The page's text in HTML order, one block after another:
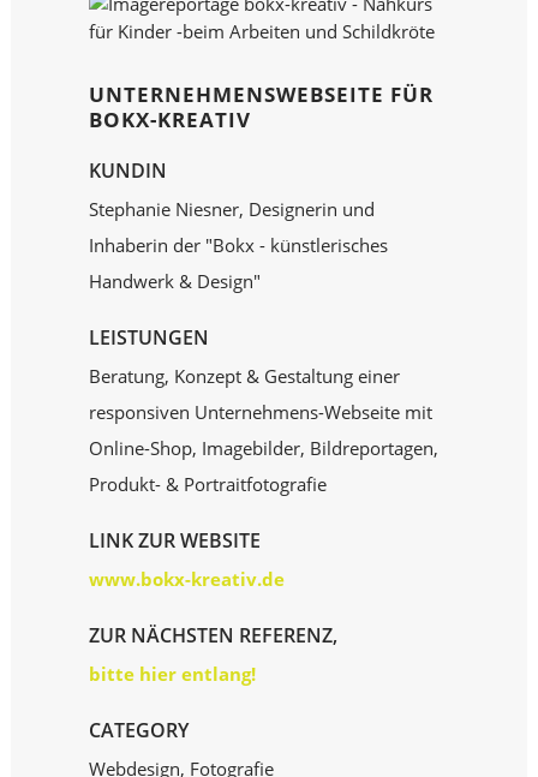
UNTERNEHMENSWEBSEITE FÜR
BOKX-KREATIV
KUNDIN
Stephanie Niesner, Designerin und
Inhaberin der "Bokx - künstlerisches
Handwerk & Design"
LEISTUNGEN
Beratung, Konzept & Gestaltung einer
responsiven Unternehmens-Webseite mit
Online-Shop, Imagebilder, Bildreportagen,
Produkt- & Portraitfotografie
LINK ZUR WEBSITE
www.bokx-kreativ.de
ZUR NÄCHSTEN REFERENZ,
bitte hier entlang!
CATEGORY
Webdesign, Fotografie